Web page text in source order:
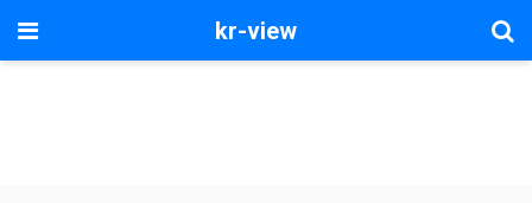
메뉴 kr-view